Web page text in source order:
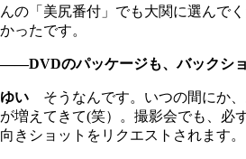
んの「美尻番付」でも大関に選んで
かったです。
――DVDのパッケージも、バックショ
ゆい そうなんです。いつの間にか
が増えてきて(笑）。撮影会でも、必
向きショットをリクエストされます。